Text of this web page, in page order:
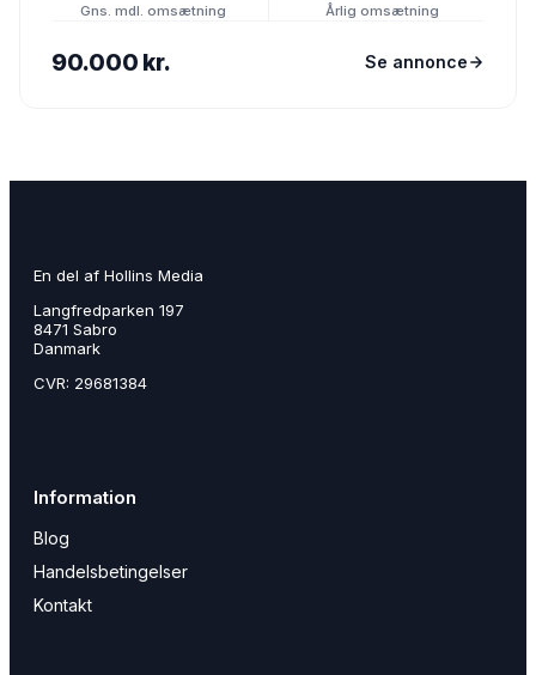
Gns. mdl. omsætning Årlig omsætning
90.000 kr. Se annonce
En del af Hollins Media
Langfredparken 197
8471 Sabro
Danmark
CVR: 29681384
Information
Blog
Handelsbetingelser
Kontakt